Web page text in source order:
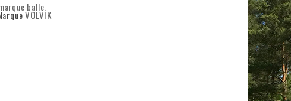
balle.
VOLVIK